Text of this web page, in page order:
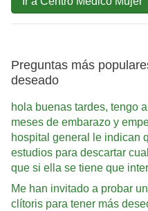
Preguntas más
deseado
hola buenas tardes, tengo
meses de embarazo y
hospital general le indican
estudios para descartar
que si ella se tiene que
Me han invitado a probar
clítoris para tener más